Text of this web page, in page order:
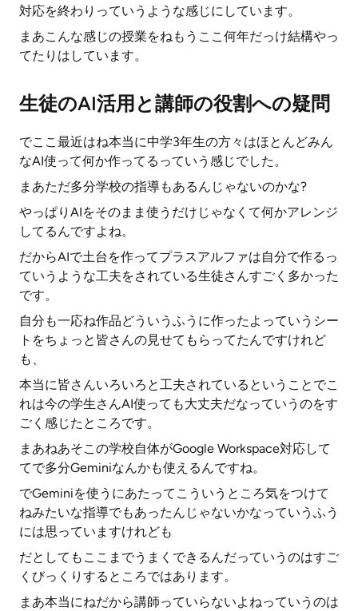
対応を終わりっていうような感じにしています。
まあこんな感じの授業をねもうここ何年だっけ結構やっ
てたりはしています。
生徒のAI活用と講師の役割への疑問
でここ最近はね本当に中学3年生の方々はほとんどみん
なAI使って何か作ってるっていう感じでした。
まあただ多分学校の指導もあるんじゃないのかな?
やっぱりAIをそのまま使うだけじゃなくて何かアレンジ
してるんですよね。
だからAIで土台を作ってプラスアルファは自分で作るっ
ていうような工夫をされている生徒さんすごく多かった
です。
自分も一応ね作品どういうふうに作ったよっていうシー
トをちょっと皆さんの見せてもらってたんですけれど
も、
本当に皆さんいろいろと工夫されているということでこ
れは今の学生さんAI使っても大丈夫だなっていうのをす
ごく感じたところです。
まあねあそこの学校自体がGoogle Workspace対応して
てで多分Geminiなんかも使えるんですね。
でGeminiを使うにあたってこういうところ気をつけて
ねみたいな指導でもあったんじゃないかなっていうふう
には思っていますけれども
だとしてもここまでうまくできるんだっていうのはすご
くびっくりするところではあります。
まあ本当にねだから講師っていらないよねっていうのは